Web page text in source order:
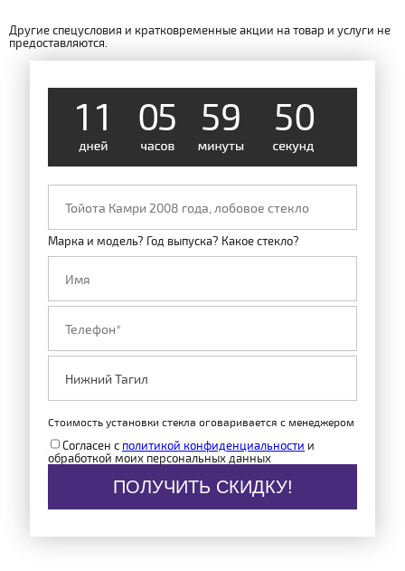
Другие спецусловия и кратковременные акции на товар и услуги не
предоставляются.
1 1 05 59
49
Марка и модель? Год выпуска? Какое стекло?
Стоимость установки стекла оговаривается с менеджером
Согласен с политикой конфиденциальности и
обработкой моих персональных данных
ПОЛУЧИТЬ СКИДКУ!